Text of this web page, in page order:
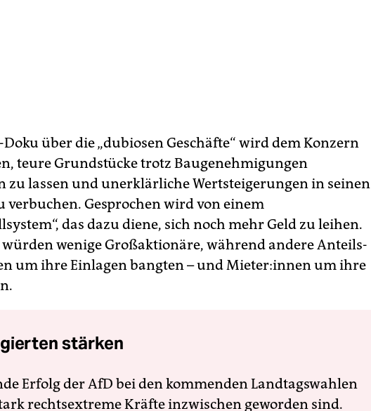
über die „dubiosen Geschäfte“ wird dem Konzern
teure Grundstücke trotz Baugenehmigungen
zu lassen und unerklärliche Wertsteigerungen in seinen
verbuchen. Gesprochen wird von einem
das dazu diene, sich noch mehr Geld zu leihen.
wenige Großaktionäre, während andere An­teils­
um ihre Einlagen bangten – und Mie­te­r:in­nen um ihre
stärken
Erfolg der AfD bei den kommenden Landtagswahlen
rechtsextreme Kräfte inzwischen geworden sind.